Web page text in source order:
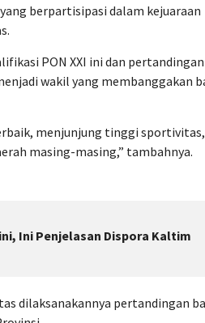
berpartisipasi dalam kejuaraan
PON XXI ini dan pertandingan
wakil yang membanggakan
menjunjung tinggi
masing-masing,” tambahnya.
Ini Penjelasan Dispora Kaltim
dilaksanakannya pertandingan